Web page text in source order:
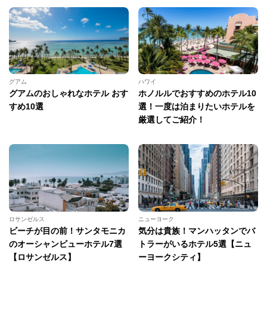
グアム
グアムのおしゃれなホテル おす
すめ10選
ハワイ
ホノルルでおすすめのホテル10
選！一度は泊まりたいホテルを
厳選してご紹介！
ロサンゼルス
ビーチが目の前！サンタモニカ
のオーシャンビューホテル7選
【ロサンゼルス】
ニューヨーク
気分は貴族！マンハッタンでバ
トラーがいるホテル5選【ニュ
ーヨークシティ】